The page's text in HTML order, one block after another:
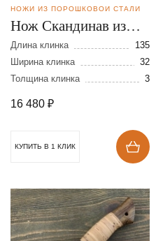
НОЖИ ИЗ ПОРОШКОВОЙ СТАЛИ
Нож Скандинав из
порошковой стали
М390
Длина клинка
135
Ширина клинка
32
Толщина клинка
3
16 480 ₽
КУПИТЬ В 1 КЛИК